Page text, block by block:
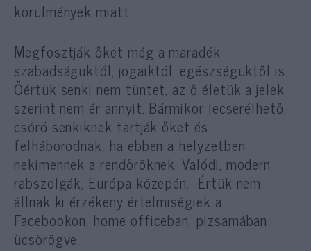
körülmények miatt.
Megfosztják őket még a maradék
szabadságuktól, jogaiktól, egészségüktől is.
Őértük senki nem tüntet, az ő életük a jelek
szerint nem ér annyit. Bármikor lecserélhető,
csóró senkiknek tartják őket és
felháborodnak, ha ebben a helyzetben
nekimennek a rendőröknek. Valódi, modern
rabszolgák, Európa közepén. Értük nem
állnak ki érzékeny értelmiségiek a
Facebookon, home officeban, pizsamában
ücsörögve.